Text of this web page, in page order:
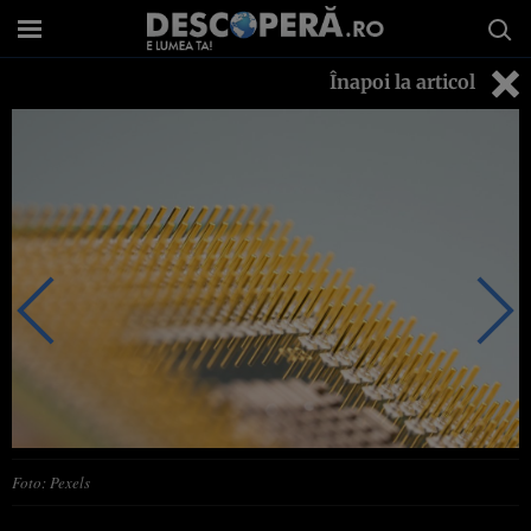
Înapoi la articol
Foto: Pexels